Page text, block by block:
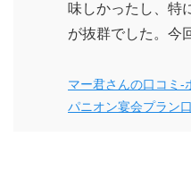
味しかったし、特
が抜群でした。今
マー君さんの口コミ-
パニオン宴会プラン